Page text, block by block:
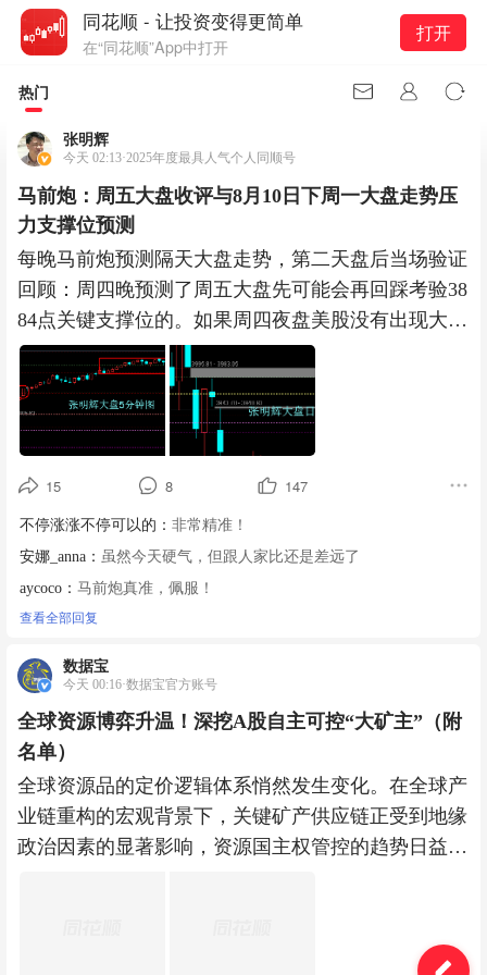
同花顺 - 让投资变得更简单
在“同花顺”App中打开
打开
热门
张明辉
今天 02:13·2025年度最具人气个人同顺号
马前炮：周五大盘收评与8月10日下周一大盘走势压
力支撑位预测
每晚马前炮预测隔天大盘走势，第二天盘后当场验证
回顾：周四晚预测了周五大盘先可能会再回踩考验38
84点关键支撑位的。如果周四夜盘美股没有出现大涨
走势的话，我预计大
15 8 147
不停涨涨不停可以的： 非常精准！
安娜_anna： 虽然今天硬气，但跟人家比还是差远了
aycoco： 马前炮真准，佩服！
查看全部回复
数据宝
今天 00:16·数据宝官方账号
全球资源博弈升温！深挖A股自主可控“大矿主”（附
名单）
全球资源品的定价逻辑体系悄然发生变化。在全球产
业链重构的宏观背景下，关键矿产供应链正受到地缘
政治因素的显著影响，资源国主权管控的趋势日益凸